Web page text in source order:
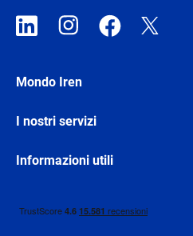
Mondo Iren
I nostri servizi
Informazioni utili